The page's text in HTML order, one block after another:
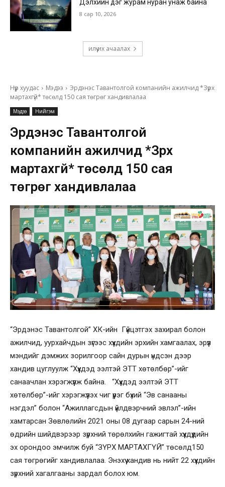
Дэлхийн дэг журам нуран унаж байна
8 сар 10, 2026
илүү их ачаалах